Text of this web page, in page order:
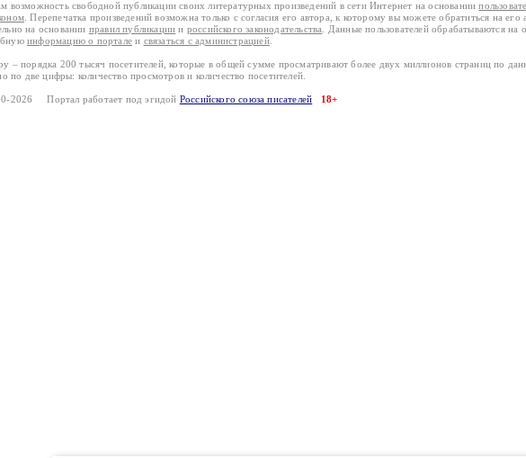
возможность свободной публикации своих литературных произведений в сети Интернет на основании
. Перепечатка произведений возможна только с согласия его автора, к которому вы можете обратиться на его
на основании правил публикации и российского законодательства . Данные пользователей обрабатываются на
информацию о портале и связаться с администрацией.
– порядка 200 тысяч посетителей, которые в общей сумме просматривают более двух миллионов страниц по
по две цифры: количество просмотров и количество посетителей.
2026 Портал работает под эгидой Российского союза писателей 18+